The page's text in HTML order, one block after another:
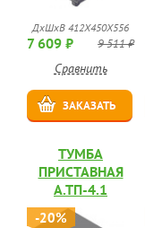
ДхШхВ 412Х450Х556
7 609 ₽ 9 511 ₽
Сравнить
ЗАКАЗАТЬ
ТУМБА
ПРИСТАВНАЯ
А.ТП-4.1
-20%